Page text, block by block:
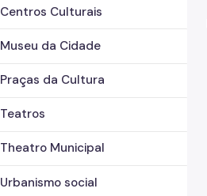
Centros Culturais
Museu da Cidade
Praças da Cultura
Teatros
Theatro Municipal
Urbanismo social